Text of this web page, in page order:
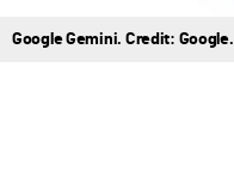
Google Gemini. Credit: Google.